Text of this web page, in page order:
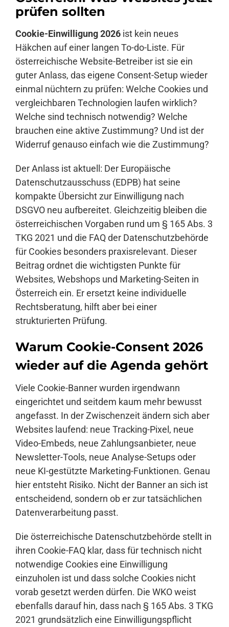
Anmelden
prüfen sollten
Cookie-Einwilligung 2026 ist kein neues
Häkchen auf einer langen To-do-Liste. Für
österreichische Website-Betreiber ist sie ein
guter Anlass, das eigene Consent-Setup wieder
einmal nüchtern zu prüfen: Welche Cookies und
vergleichbaren Technologien laufen wirklich?
Welche sind technisch notwendig? Welche
brauchen eine aktive Zustimmung? Und ist der
Widerruf genauso einfach wie die Zustimmung?
Der Anlass ist aktuell: Der Europäische
Datenschutzausschuss (EDPB) hat seine
kompakte Übersicht zur Einwilligung nach
DSGVO neu aufbereitet. Gleichzeitig bleiben die
österreichischen Vorgaben rund um § 165 Abs. 3
TKG 2021 und die FAQ der Datenschutzbehörde
für Cookies besonders praxisrelevant. Dieser
Beitrag ordnet die wichtigsten Punkte für
Websites, Webshops und Marketing-Seiten in
Österreich ein. Er ersetzt keine individuelle
Rechtsberatung, hilft aber bei einer
strukturierten Prüfung.
Warum Cookie-Consent 2026
wieder auf die Agenda gehört
Viele Cookie-Banner wurden irgendwann
eingerichtet und seitdem kaum mehr bewusst
angefasst. In der Zwischenzeit ändern sich aber
Websites laufend: neue Tracking-Pixel, neue
Video-Embeds, neue Zahlungsanbieter, neue
Newsletter-Tools, neue Analyse-Setups oder
neue KI-gestützte Marketing-Funktionen. Genau
hier entsteht Risiko. Nicht der Banner an sich ist
entscheidend, sondern ob er zur tatsächlichen
Datenverarbeitung passt.
Die österreichische Datenschutzbehörde stellt in
ihren Cookie-FAQ klar, dass für technisch nicht
notwendige Cookies eine Einwilligung
einzuholen ist und dass solche Cookies nicht
vorab gesetzt werden dürfen. Die WKO weist
ebenfalls darauf hin, dass nach § 165 Abs. 3 TKG
2021 grundsätzlich eine Einwilligungspflicht